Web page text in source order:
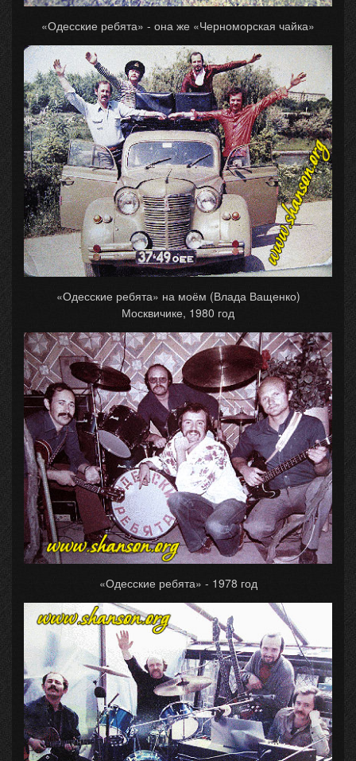
«Одесские ребята» - она же «Черноморская чайка»
«Одесские ребята» на моём (Влада Ващенко)
Москвичике, 1980 год
«Одесские ребята» - 1978 год